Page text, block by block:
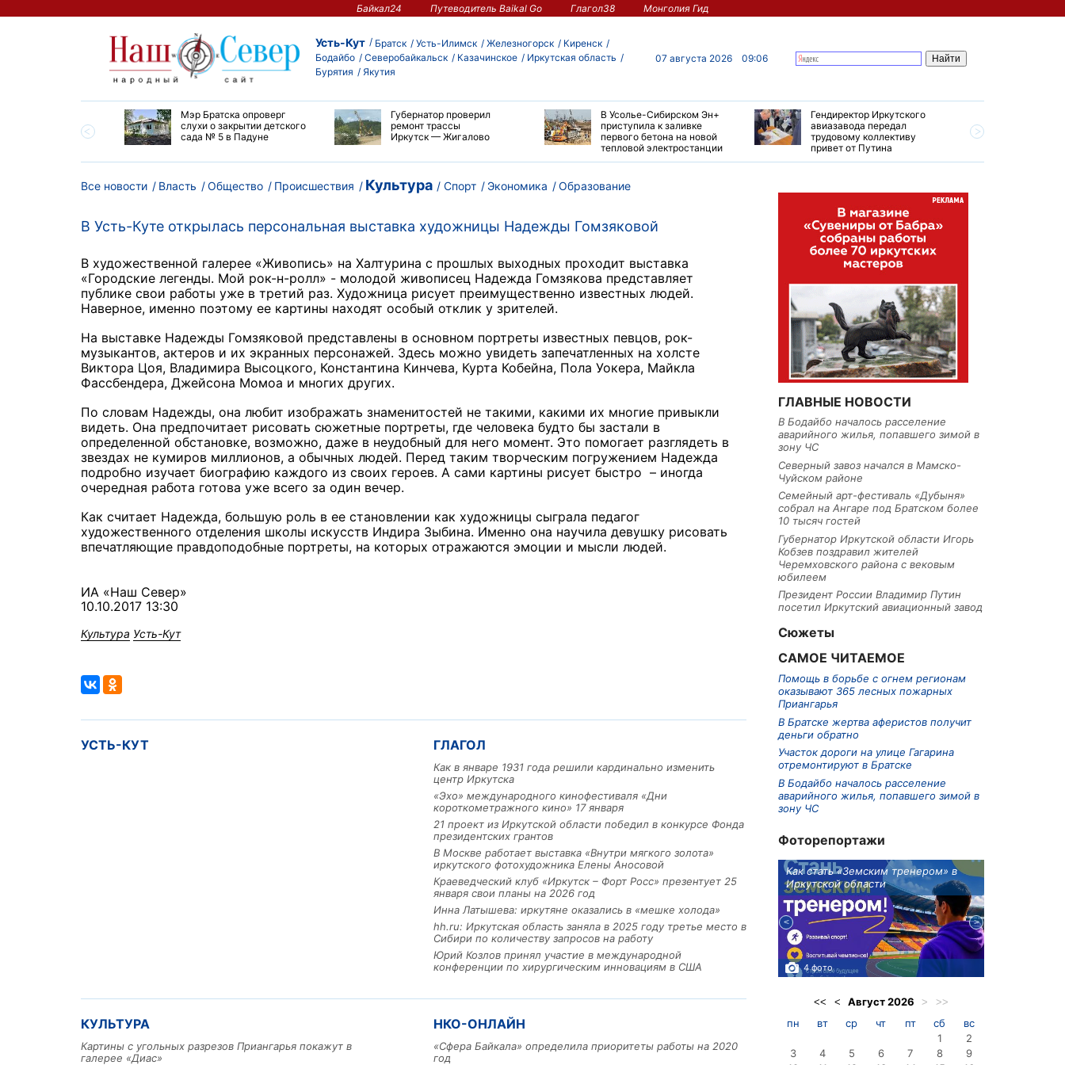
Байкал24 Путеводитель Baikal Go Глагол38 Монголия Гид
Усть-Кут Братск Усть-Илимск Железногорск
Киренск
Бодайбо
Северобайкальск Казачинское
Иркутская область
Бурятия
Якутия
07 августа 2026 09:06
Мэр Братска опроверг
слухи о закрытии детского
сада № 5 в Падуне
Губернатор проверил
ремонт трассы
Иркутск — Жигалово
В Усолье-Сибирском Эн+
приступила к заливке
первого бетона на новой
тепловой электростанции
Гендиректор Иркутского
авиазавода передал
трудовому коллективу
привет от Путина
Все новости Власть Общество Происшествия Культура Спорт Экономика Образование
В Усть-Куте открылась персональная выставка художницы Надежды Гомзяковой
В художественной галерее «Живопись» на Халтурина с прошлых выходных проходит выставка
«Городские легенды. Мой рок-н-ролл» - молодой живописец Надежда Гомзякова представляет
публике свои работы уже в третий раз. Художница рисует преимущественно известных людей.
Наверное, именно поэтому ее картины находят особый отклик у зрителей.
На выставке Надежды Гомзяковой представлены в основном портреты известных певцов, рок-
музыкантов, актеров и их экранных персонажей. Здесь можно увидеть запечатленных на холсте
Виктора Цоя, Владимира Высоцкого, Константина Кинчева, Курта Кобейна, Пола Уокера, Майкла
Фассбендера, Джейсона Момоа и многих других.
По словам Надежды, она любит изображать знаменитостей не такими, какими их многие привыкли
видеть. Она предпочитает рисовать сюжетные портреты, где человека будто бы застали в
определенной обстановке, возможно, даже в неудобный для него момент. Это помогает разглядеть в
звездах не кумиров миллионов, а обычных людей. Перед таким творческим погружением Надежда
подробно изучает биографию каждого из своих героев. А сами картины рисует быстро – иногда
очередная работа готова уже всего за один вечер.
Как считает Надежда, большую роль в ее становлении как художницы сыграла педагог
художественного отделения школы искусств Индира Зыбина. Именно она научила девушку рисовать
впечатляющие правдоподобные портреты, на которых отражаются эмоции и мысли людей.
ИА «Наш Север»
10.10.2017 13:30
Культура Усть-Кут
УСТЬ-КУТ ГЛАГОЛ
Как в январе 1931 года решили кардинально изменить
центр Иркутска
«Эхо» международного кинофестиваля «Дни
короткометражного кино» 17 января
21 проект из Иркутской области победил в конкурсе Фонда
президентских грантов
В Москве работает выставка «Внутри мягкого золота»
иркутского фотохудожника Елены Аносовой
Краеведческий клуб «Иркутск – Форт Росс» презентует 25
января свои планы на 2026 год
Инна Латышева: иркутяне оказались в «мешке холода»
hh.ru: Иркутская область заняла в 2025 году третье место в
Сибири по количеству запросов на работу
Юрий Козлов принял участие в международной
конференции по хирургическим инновациям в США
КУЛЬТУРА
Картины с угольных разрезов Приангарья покажут в
галерее «Диас»
НКО-ОНЛАЙН
«Сфера Байкала» определила приоритеты работы на 2020
год
ГЛАВНЫЕ НОВОСТИ
В Бодайбо началось расселение
аварийного жилья, попавшего зимой в
зону ЧС
Северный завоз начался в Мамско-
Чуйском районе
Семейный арт-фестиваль «Дубыня»
собрал на Ангаре под Братском более
10 тысяч гостей
Губернатор Иркутской области Игорь
Кобзев поздравил жителей
Черемховского района с вековым
юбилеем
Президент России Владимир Путин
посетил Иркутский авиационный завод
Сюжеты
САМОЕ ЧИТАЕМОЕ
Помощь в борьбе с огнем регионам
оказывают 365 лесных пожарных
Приангарья
В Братске жертва аферистов получит
деньги обратно
Участок дороги на улице Гагарина
отремонтируют в Братске
В Бодайбо началось расселение
аварийного жилья, попавшего зимой в
зону ЧС
Фоторепортажи
Льготный заём в 9 миллионов
рублей получит
машиностроительное предприятие
из Иркутской области
3 фото
Как стать «Земским тренером» в
Иркутской области
4 фото
<< < Август2026 > >>
пн вт ср чт пт сб
вс
1
2
3
4 5 6 7 8
9